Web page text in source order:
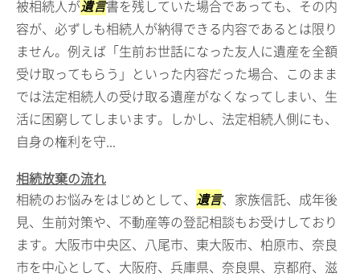
被相続人が遺言書を残していた場合であっても、その内
容が、必ずしも相続人が納得できる内容であるとは限り
ません。例えば「生前お世話になった友人に遺産を全額
受け取ってもらう」といった内容だった場合、このまま
では法定相続人の受け取る遺産がなくなってしまい、生
活に困窮してしまいます。しかし、法定相続人側にも、
自身の権利を守...
相続放棄の流れ
相続のお悩みをはじめとして、 遺言、家族信託、成年後
見、生前対策や、不動産等の登記相談もお受けしており
ます。大阪市中央区、八尾市、東大阪市、柏原市、奈良
市を中心として、大阪府、兵庫県、奈良県、京都府、滋